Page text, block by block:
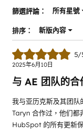
篩選評論：
所有星號
排序： 新版內容
5/
2025年6月10日
与 AE 团队的合
我与亚历克斯及其团
Taryn 合作过，他们都
HubSpot 的所有更新